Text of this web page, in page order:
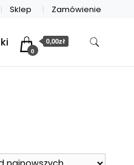
Sklep Zamówienie
0
0,00zł